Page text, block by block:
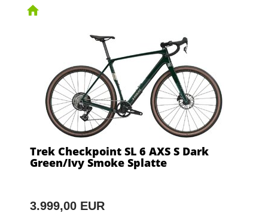
Trek Checkpoint SL 6 AXS S Dark
Green/Ivy Smoke Splatte
3.999,00 EUR